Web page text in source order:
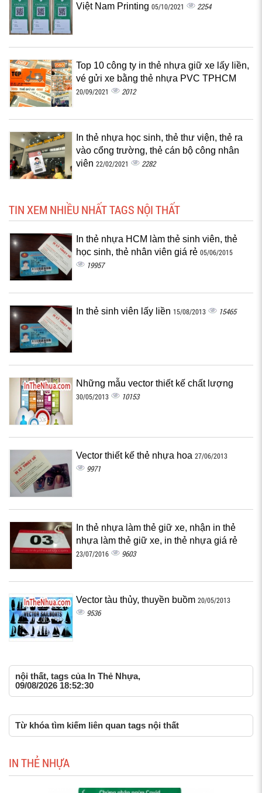
Việt Nam Printing 05/10/2021 2254
Top 10 công ty in thẻ nhựa giữ xe lấy liền,
vé gửi xe bằng thẻ nhựa PVC TPHCM
20/09/2021 2012
In thẻ nhựa học sinh, thẻ thư viện, thẻ ra
vào cổng trường, thẻ cán bộ công nhân
viên 22/02/2021 2282
TIN XEM NHIỀU NHẤT TAGS NỘI THẤT
In thẻ nhựa HCM làm thẻ sinh viên, thẻ
học sinh, thẻ nhân viên giá rẻ 05/06/2015
19957
In thẻ sinh viên lấy liền 15/08/2013 15465
Những mẫu vector thiết kế chất lượng
30/05/2013 10153
Vector thiết kế thẻ nhựa hoa 27/06/2013
9971
In thẻ nhựa làm thẻ giữ xe, nhận in thẻ
nhựa làm thẻ giữ xe, in thẻ nhựa giá rẻ
23/07/2016 9603
Vector tàu thủy, thuyền buồm 20/05/2013
9536
nội thất, tags của In Thẻ Nhựa,
09/08/2026 18:52:30
Từ khóa tìm kiếm liên quan tags nội thất
IN THẺ NHỰA